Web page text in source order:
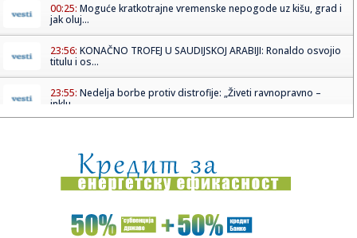
00:25: Moguće kratkotrajne vremenske nepogode uz kišu, grad i
jak oluj...
23:56: KONAČNO TROFEJ U SAUDIJSKOJ ARABIJI: Ronaldo osvojio
titulu i os...
23:55: Nedelja borbe protiv distrofije: „Živeti ravnopravno –
inklu...
23:37:KODIJEV UGAO: Zvezdin plej govorio o tome kako je
sezona krenula ...
23:36:OJT Vladičin Han: Po okončanju istrage biće utvrđene
činjeni...